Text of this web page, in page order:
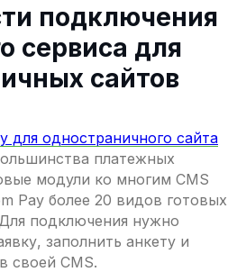
подключения
сервиса для
сайтов
для одностраничного сайта
платежных
модули ко многим CMS
Pay более 20 видов готовых
подключения нужно
заполнить анкету и
своей CMS.
Памятка СФМ
Турлова
PCI DSS
платежной